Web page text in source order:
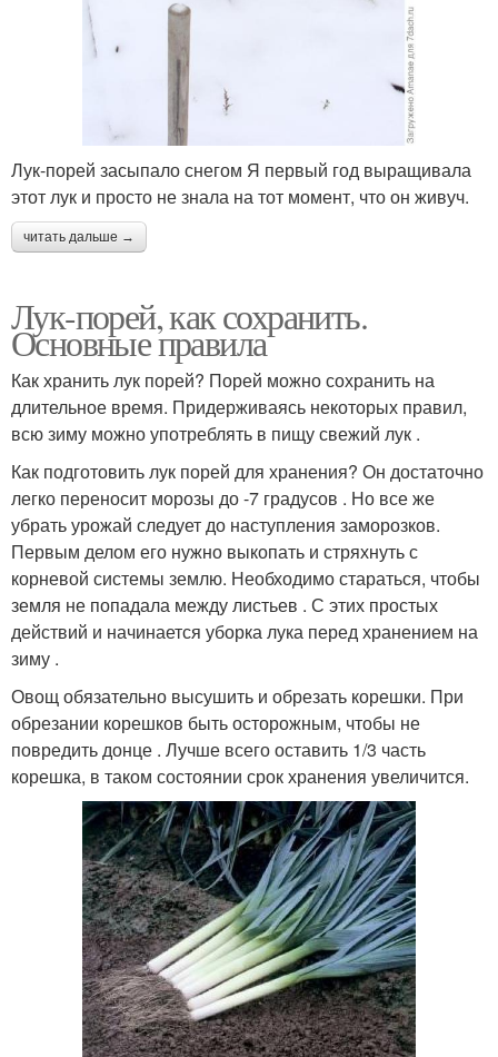
Лук-порей засыпало снегом Я первый год выращивала
этот лук и просто не знала на тот момент, что он живуч.
читать дальше →
Лук-порей, как сохранить.
Основные правила
Как хранить лук порей? Порей можно сохранить на
длительное время. Придерживаясь некоторых правил,
всю зиму можно употреблять в пищу свежий лук .
Как подготовить лук порей для хранения? Он достаточно
легко переносит морозы до -7 градусов . Но все же
убрать урожай следует до наступления заморозков.
Первым делом его нужно выкопать и стряхнуть с
корневой системы землю. Необходимо стараться, чтобы
земля не попадала между листьев . С этих простых
действий и начинается уборка лука перед хранением на
зиму .
Овощ обязательно высушить и обрезать корешки. При
обрезании корешков быть осторожным, чтобы не
повредить донце . Лучше всего оставить 1/3 часть
корешка, в таком состоянии срок хранения увеличится.